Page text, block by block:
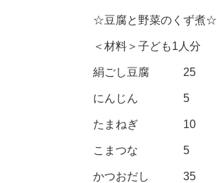
☆豆腐と野菜のくず煮☆
＜材料＞子ども1人分
絹ごし豆腐 25
にんじん 5
たまねぎ 10
こまつな 5
かつおだし 35